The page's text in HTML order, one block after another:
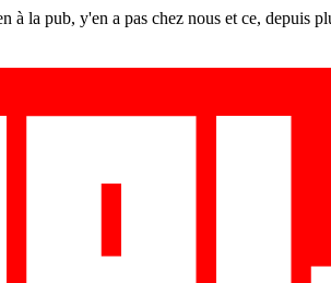
la pub, y'en a pas chez nous et ce, depuis